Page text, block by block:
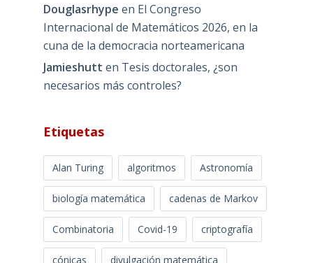
Douglasrhype en El Congreso
Internacional de Matemáticos 2026, en la
cuna de la democracia norteamericana
Jamieshutt en Tesis doctorales, ¿son
necesarios más controles?
Etiquetas
Alan Turing algoritmos Astronomía
biología matemática cadenas de Markov
Combinatoria Covid-19 criptografía
cónicas divulgación matemática